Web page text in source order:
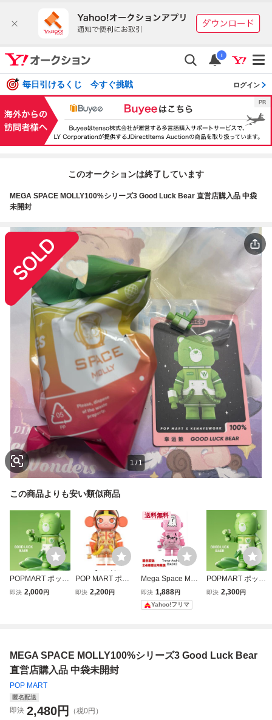
i
毎日引けるくじ 今すぐ挑戦 ログイン
このオークションは終了しています
MEGA SPACE MOLLY100%シリーズ3 Good Luck Bear 直営店購入品 中袋
未開封
1/1
この商品よりも安い類似商品
POPMART ポップ
マート MEGA S
即決 2,000円
POP MART ポッ
プマートMEGA S
即決 2,200円
送料無料
Mega Space Moll
y 100%シリーズ4
Trevor Andrew
即決 1,888円
Yahoo!フリマ
POPMART ポップ
マート MEGA SPA
即決 2,300円
MEGA SPACE MOLLY100%シリーズ3 Good Luck Bear
直営店購入品 中袋未開封
POP MART
匿名配送
即決 2,480円 （税0円）